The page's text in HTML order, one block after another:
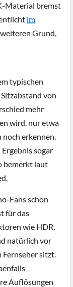
Material bremst
im
Grund,
typischen
von
mehr
wird, nur etwa
erkennen.
sogar
bemerkt laut
Fans schon
für das
wie HDR,
natürlich vor
sitzt.
Auflösungen